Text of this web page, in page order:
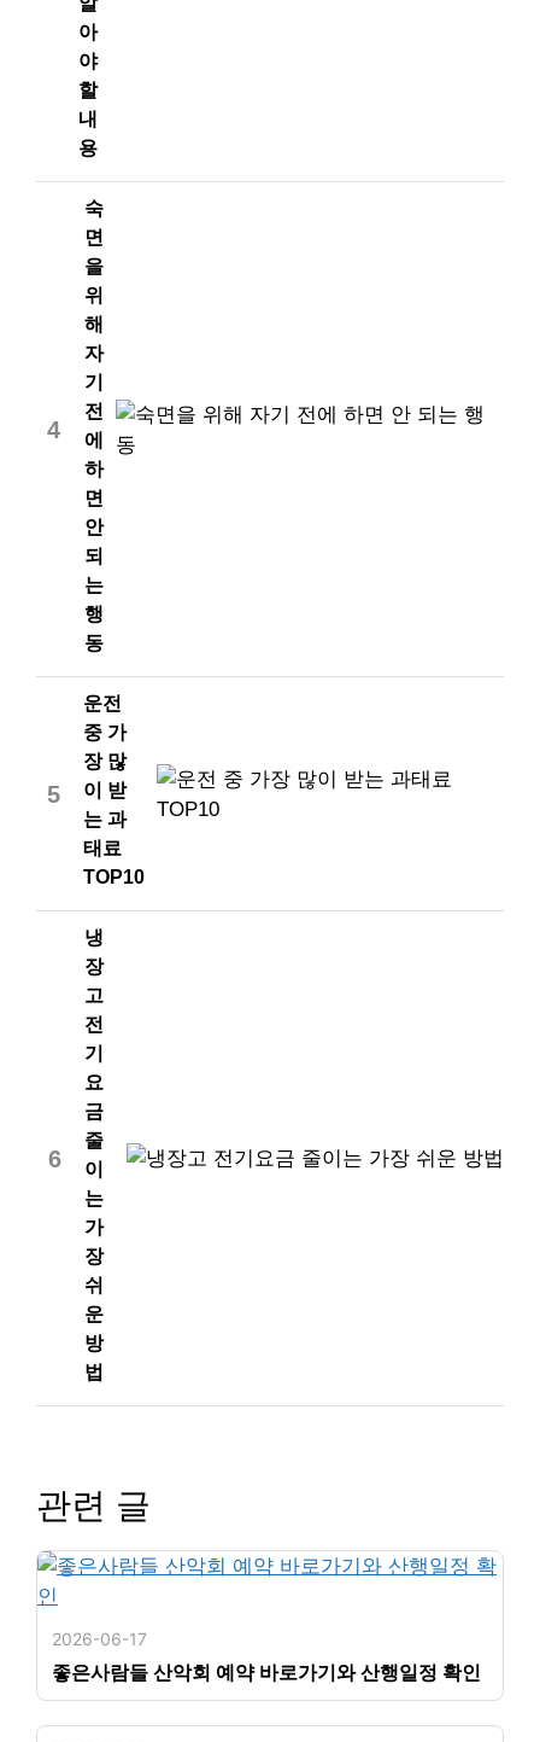
아
야
할
내
용
4
숙
면
을
위
해
자
기
전
에
하
면
안
되
는
행
동
5
운전
중 가
장 많
이 받
는 과
태료
TOP10
6
냉
장
고
전
기
요
금
줄
이
는
가
장
쉬
운
방
법
관련 글
2026-06-17
좋은사람들 산악회 예약 바로가기와 산행일정 확인